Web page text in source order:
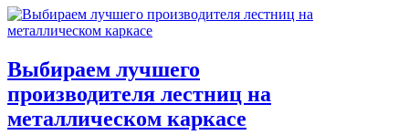
Выбираем лучшего
производителя лестниц на
металлическом каркасе